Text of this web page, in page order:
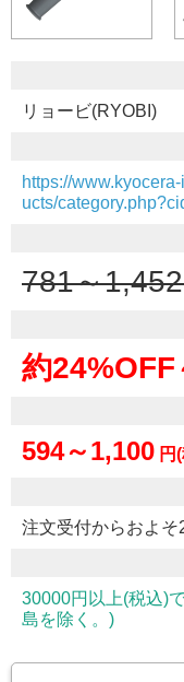
リョービ(RYOBI)
https://
ucts/
781～1,452
約24%OFF
594～1,100 円
注文受付からおよそ
30000円以上(税込)
島を除く。)